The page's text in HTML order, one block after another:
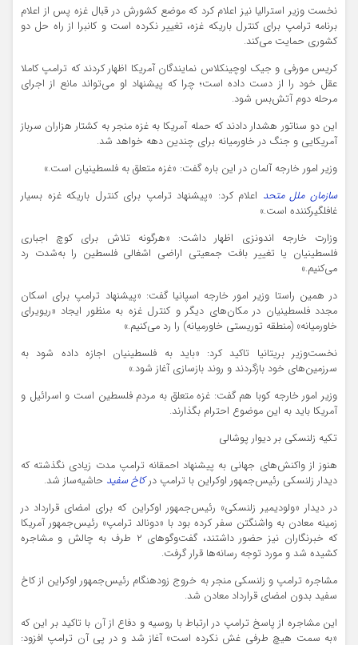
نخست وزیر استرالیا نیز اعلام کرد که موضع کشورش در قبال غزه پس از اعلام
برنامه ترامپ برای کنترل باریکه غزه، تغییر نکرده است و کانبرا از راه حل دو
کشوری حمایت می‌کند.
کریس مورفی و جیک اوچینکلاس نمایندگان آمریکا اظهار کردند که ترامپ کاملا
عقل خود را از دست داده است؛ چرا که پیشنهاد او می‌تواند مانع از اجرای
مرحله دوم آتش‌بس شود.
این دو سناتور هشدار دادند که حمله آمریکا به غزه منجر به کشتار هزاران سرباز
آمریکایی و جنگ در خاورمیانه برای چندین دهه خواهد شد.
وزیر امور خارجه آلمان در این باره گفت: «غزه متعلق به فلسطینیان است.»
سازمان ملل متحد اعلام کرد: «پیشنهاد ترامپ برای کنترل باریکه غزه بسیار
غافلگیرکننده است.»
وزارت خارجه اندونزی اظهار داشت: «هرگونه تلاش برای کوچ اجباری
فلسطینیان یا تغییر بافت جمعیتی اراضی اشغالی فلسطین را به‌شدت رد
می‌کنیم.»
در همین راستا وزیر امور خارجه اسپانیا گفت: «پیشنهاد ترامپ برای اسکان
مجدد فلسطینیان در مکان‌های دیگر و کنترل غزه به منظور ایجاد «ریویرای
خاورمیانه» (منطقه توریستی خاورمیانه) را رد می‌کنیم.»
نخست‌وزیر بریتانیا تاکید کرد: «باید به فلسطینیان اجازه داده شود به
سرزمین‌های خود بازگردند و روند بازسازی آغاز شود.»
وزیر امور خارجه کوبا هم گفت: غزه متعلق به مردم فلسطین است و اسرائیل و
آمریکا باید به این موضوع احترام بگذارند.
تکیه زلنسکی بر دیوار پوشالی
هنوز از واکنش‌های جهانی به پیشنهاد احمقانه ترامپ مدت زیادی نگذشته که
دیدار زلنسکی رئیس‌جمهور اوکراین با ترامپ درکاخ سفید حاشیه‌ساز شد.
در دیدار «ولودیمیر زلنسکی» رئیس‌جمهور اوکراین که برای امضای قرارداد در
زمینه معادن به واشنگتن سفر کرده بود با «دونالد ترامپ» رئیس‌جمهور آمریکا
که خبرنگاران نیز حضور داشتند،‌ گفت‌وگوهای ۲ طرف به چالش و مشاجره
کشیده شد و مورد توجه رسانه‌ها قرار گرفت.
مشاجره ترامپ و زلنسکی منجر به خروج زودهنگام رئیس‌جمهور اوکراین از کاخ
سفید بدون امضای قرارداد معادن شد.
این مشاجره از پاسخ ترامپ در ارتباط با روسیه و دفاع از آن با تاکید بر این که
«به سمت هیچ طرفی غش نکرده است» آغاز شد و در پی آن ترامپ افزود: